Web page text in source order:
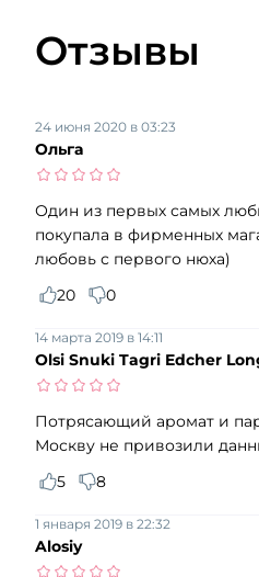
Отзывы
Ольга
24 июня 2020 в 03:23
Один из первых самых
покупала в фирменных
любовь с первого нюха)
20
0
Olsi Snuki Tagri Edcher
14 марта 2019 в 14:11
Потрясающий аромат и
Москву не привозили
5
8
Alosiy
1 января 2019 в 22:32